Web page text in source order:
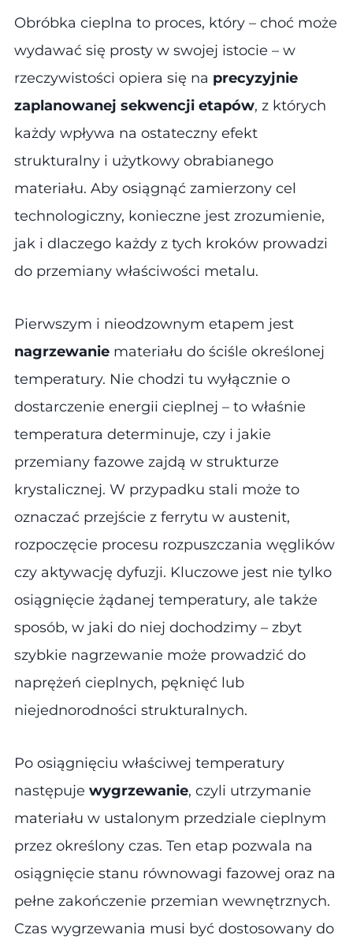
Obróbka cieplna to proces, który – choć może
wydawać się prosty w swojej istocie – w
rzeczywistości opiera się na precyzyjnie
zaplanowanej sekwencji etapów, z których
każdy wpływa na ostateczny efekt
strukturalny i użytkowy obrabianego
materiału. Aby osiągnąć zamierzony cel
technologiczny, konieczne jest zrozumienie,
jak i dlaczego każdy z tych kroków prowadzi
do przemiany właściwości metalu.
Pierwszym i nieodzownym etapem jest
nagrzewanie materiału do ściśle określonej
temperatury. Nie chodzi tu wyłącznie o
dostarczenie energii cieplnej – to właśnie
temperatura determinuje, czy i jakie
przemiany fazowe zajdą w strukturze
krystalicznej. W przypadku stali może to
oznaczać przejście z ferrytu w austenit,
rozpoczęcie procesu rozpuszczania węglików
czy aktywację dyfuzji. Kluczowe jest nie tylko
osiągnięcie żądanej temperatury, ale także
sposób, w jaki do niej dochodzimy – zbyt
szybkie nagrzewanie może prowadzić do
naprężeń cieplnych, pęknięć lub
niejednorodności strukturalnych.
Po osiągnięciu właściwej temperatury
następuje wygrzewanie, czyli utrzymanie
materiału w ustalonym przedziale cieplnym
przez określony czas. Ten etap pozwala na
osiągnięcie stanu równowagi fazowej oraz na
pełne zakończenie przemian wewnętrznych.
Czas wygrzewania musi być dostosowany do